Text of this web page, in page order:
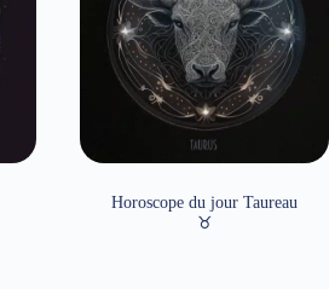
Horoscope du jour Taureau
♉